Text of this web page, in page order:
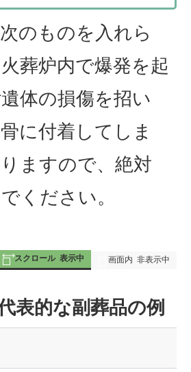
のものを入れら
葬炉内で爆発を起
体の損傷を招い
に付着してしま
ますので、絶対
ください。
スクロール 表示中 画面内 非表示中
表的な副葬品の例